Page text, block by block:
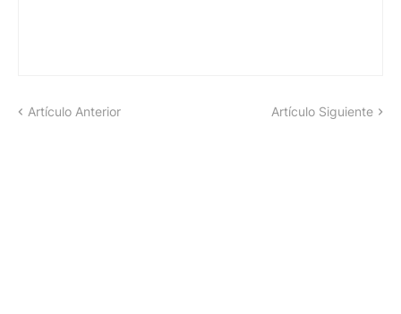
Artículo Anterior Artículo Siguiente